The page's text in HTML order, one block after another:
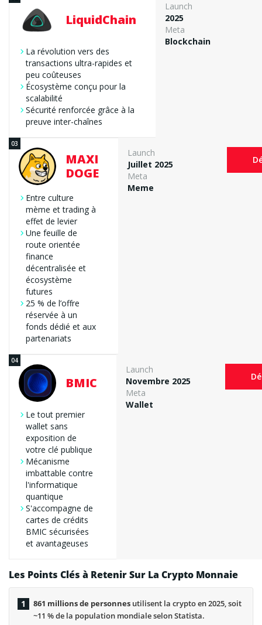
LiquidChain
La révolution vers des
transactions ultra-rapides et
peu coûteuses
Écosystème conçu pour la
scalabilité
Sécurité renforcée grâce à la
preuve inter-chaînes
Launch
2025
Meta
Blockchain
MAXI
DOGE
Entre culture
mème et trading à
effet de levier
Une feuille de
route orientée
finance
décentralisée et
écosystème
futures
25 % de l’offre
réservée à un
fonds dédié et aux
partenariats
Launch
Juillet 2025
Meta
Meme
BMIC
Le tout premier
wallet sans
exposition de
votre clé publique
Mécanisme
imbattable contre
l'informatique
quantique
S'accompagne de
cartes de crédits
BMIC sécurisées
et avantageuses
Launch
Novembre 2025
Meta
Wallet
Les Points Clés à Retenir Sur La Crypto Monnaie
861 millions de personnes utilisent la crypto en 2025, soit
~11 % de la population mondiale selon Statista.